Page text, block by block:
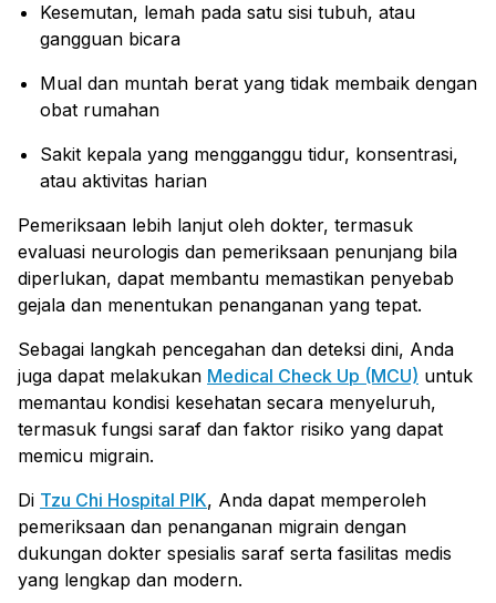
Kesemutan, lemah pada satu sisi tubuh, atau
gangguan bicara
Mual dan muntah berat yang tidak membaik dengan
obat rumahan
Sakit kepala yang mengganggu tidur, konsentrasi,
atau aktivitas harian
Pemeriksaan lebih lanjut oleh dokter, termasuk
evaluasi neurologis dan pemeriksaan penunjang bila
diperlukan, dapat membantu memastikan penyebab
gejala dan menentukan penanganan yang tepat.
Sebagai langkah pencegahan dan deteksi dini, Anda
juga dapat melakukan Medical Check Up (MCU) untuk
memantau kondisi kesehatan secara menyeluruh,
termasuk fungsi saraf dan faktor risiko yang dapat
memicu migrain.
Di Tzu Chi Hospital PIK, Anda dapat memperoleh
pemeriksaan dan penanganan migrain dengan
dukungan dokter spesialis saraf serta fasilitas medis
yang lengkap dan modern.